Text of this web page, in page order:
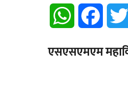
WhatsApp Facebook
एसएसएमएम